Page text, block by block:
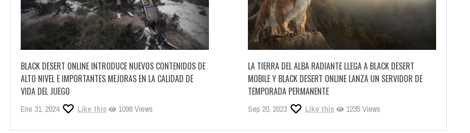
LA NUEVA VERSIÓN PARA CONSOLAS DE BLACK DESERT YA
ESTÁ DISPONIBLE PARA LAS CONSOLAS DE ÚLTIMA
GENERACIÓN
BLACK DESERT ONLINE SE ACTUALIZA CON LA PARTE FINAL DE
LA SAGA ATORAXION
May 29, 2025 Like this